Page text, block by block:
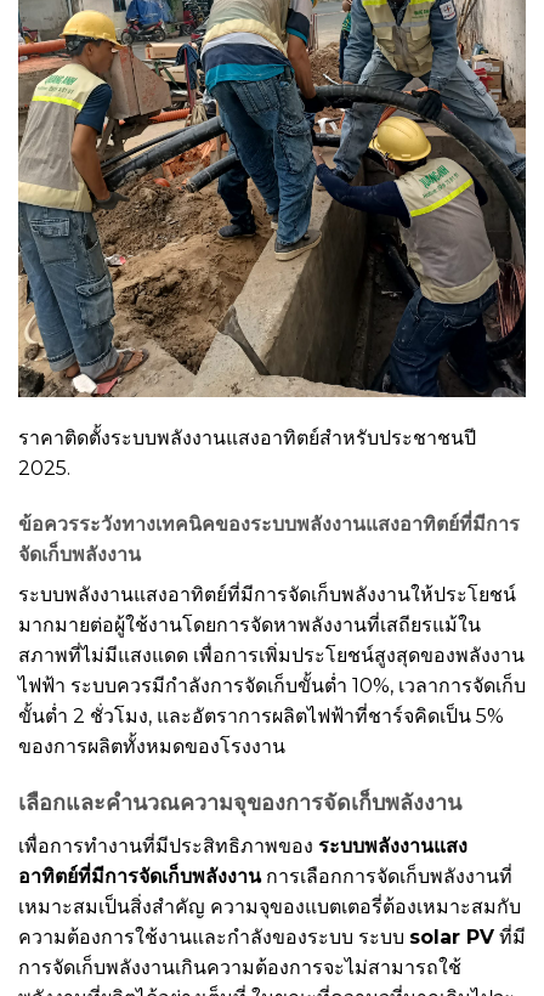
ราคาติดตั้งระบบพลังงานแสงอาทิตย์สำหรับประชาชนปี
2025.
ข้อควรระวังทางเทคนิคของระบบพลังงานแสงอาทิตย์ที่มีการ
จัดเก็บพลังงาน
ระบบพลังงานแสงอาทิตย์ที่มีการจัดเก็บพลังงานให้ประโยชน์
มากมายต่อผู้ใช้งานโดยการจัดหาพลังงานที่เสถียรแม้ใน
สภาพที่ไม่มีแสงแดด เพื่อการเพิ่มประโยชน์สูงสุดของพลังงาน
ไฟฟ้า ระบบควรมีกำลังการจัดเก็บขั้นต่ำ 10%, เวลาการจัดเก็บ
ขั้นต่ำ 2 ชั่วโมง, และอัตราการผลิตไฟฟ้าที่ชาร์จคิดเป็น 5%
ของการผลิตทั้งหมดของโรงงาน
เลือกและคำนวณความจุของการจัดเก็บพลังงาน
เพื่อการทำงานที่มีประสิทธิภาพของ ระบบพลังงานแสง
อาทิตย์ที่มีการจัดเก็บพลังงานการเลือกการจัดเก็บพลังงานที่
เหมาะสมเป็นสิ่งสำคัญ ความจุของแบตเตอรี่ต้องเหมาะสมกับ
ความต้องการใช้งานและกำลังของระบบ ระบบ solar PV ที่มี
การจัดเก็บพลังงานเกินความต้องการจะไม่สามารถใช้